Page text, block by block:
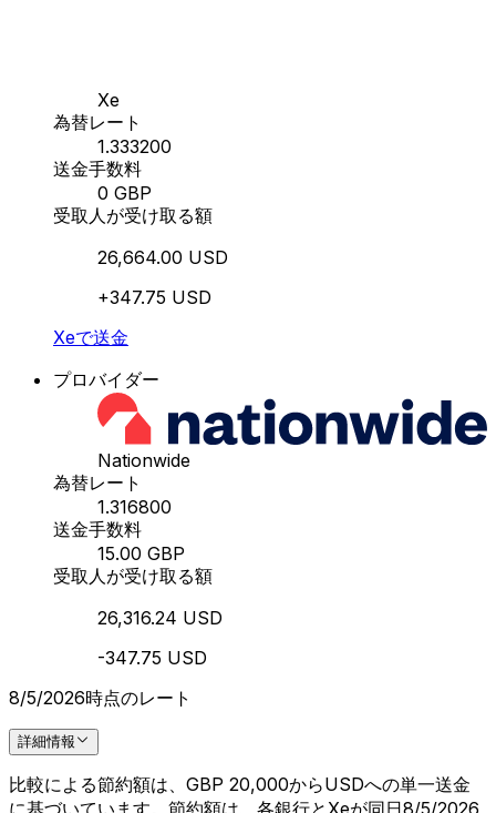
Xe
為替レート
1.333200
送金手数料
0 GBP
受取人が受け取る額
26,664.00 USD
+347.75 USD
Xeで送金
プロバイダー
Nationwide
為替レート
1.316800
送金手数料
15.00 GBP
受取人が受け取る額
26,316.24 USD
-347.75 USD
8/5/2026時点のレート
詳細情報
比較による節約額は、GBP 20,000からUSDへの単一送金
に基づいています。節約額は、各銀行とXeが同日8/5/2026